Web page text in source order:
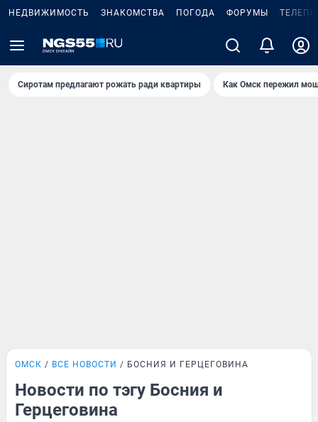
НЕДВИЖИМОСТЬ ЗНАКОМСТВА ПОГОДА ФОРУМЫ
Сиротам предлагают рожать ради квартиры Как Омск пережил
ОМСК ВСЕ НОВОСТИ БОСНИЯ И ГЕРЦЕГОВИНА
Новости по тэгу Босния и
Герцеговина